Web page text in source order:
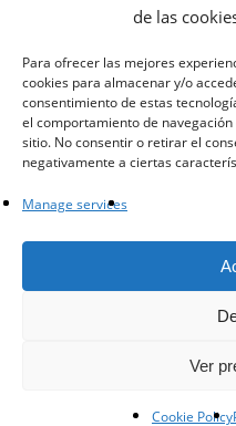
de las
Para ofrecer las mejores
cookies para almacenar y/o
consentimiento de estas
el comportamiento de
sitio. No consentir o retirar el
negativamente a ciertas
Manage services
Ver
Cookie Policy
facebook
© 2021 -